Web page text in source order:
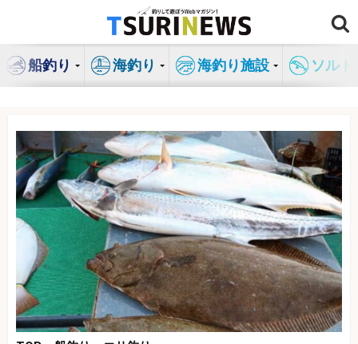
ン
船釣り 海釣り 海釣り施設 ソル